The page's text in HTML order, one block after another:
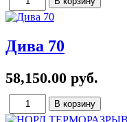
Дива 70
58,150.00 руб.